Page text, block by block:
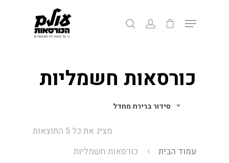
כורסאות חשמליות
סידור ברירת מחדל
מציג את כל 5 התוצאות
עמוד הבית
כורסאות חשמליות